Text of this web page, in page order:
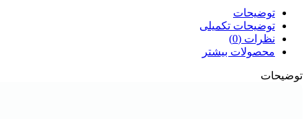
توضیحات
توضیحات تکمیلی
نظرات (0)
محصولات بیشتر
توضیحات